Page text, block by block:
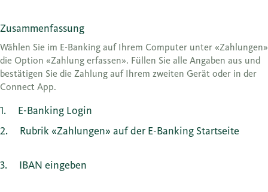
Zusammenfassung
Wählen Sie im E-Banking auf Ihrem Computer unter «Zahlungen»
die Option «Zahlung erfassen». Füllen Sie alle Angaben aus und
bestätigen Sie die Zahlung auf Ihrem zweiten Gerät oder in der
Connect App.
1
E-Banking Login
2
Rubrik «Zahlungen» auf der E-Banking Startseite
3 IBAN eingeben